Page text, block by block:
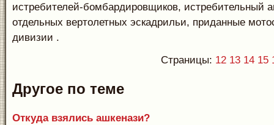
истребителей-бомбардировщиков, истребительный
отдельных вертолетных эскадрильи, приданные
дивизии .
Страницы: 12 13 14 15
Другое по теме
Откуда взялись ашкенази?